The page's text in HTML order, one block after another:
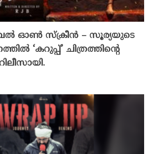
ഓൺ സ്‌ക്രീൻ – സൂര്യയുടെ
‘കറുപ്പ്’ ചിത്രത്തിന്റെ